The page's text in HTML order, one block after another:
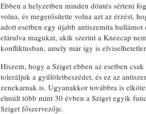
Ebben a helyzetben minden döntés sérteni
volna, és megerősítette volna azt az érzést,
adott esetben egy újabb antiszemita
elárulva magukat, akik szerint a Kneecap
konfliktusban, amely már így is
Hiszem, hogy a Sziget ebben az esetben
toleráljuk a gyűlöletbeszédet, és ez az
zenekarnak is. Ugyanakkor továbbra is
elmúlt több mint 30 évben a Sziget egyik
Sziget főszervezője.